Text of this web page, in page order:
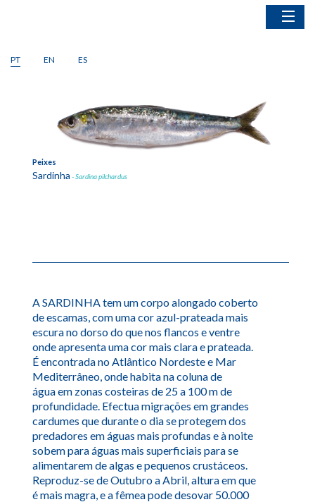
Peixes
Crustáceos
Artes de Pesca
PT EN ES
Peixes
Sardinha - Sardina pilchardus
A SARDINHA tem um corpo alongado coberto
de escamas, com uma cor azul-prateada mais
escura no dorso do que nos flancos e ventre
onde apresenta uma cor mais clara e prateada.
É encontrada no Atlântico Nordeste e Mar
Mediterrâneo, onde habita na coluna de
água em zonas costeiras de 25 a 100 m de
profundidade. Efectua migrações em grandes
cardumes que durante o dia se protegem dos
predadores em águas mais profundas e à noite
sobem para águas mais superficiais para se
alimentarem de algas e pequenos crustáceos.
Reproduz-se de Outubro a Abril, altura em que
é mais magra, e a fêmea pode desovar 50.000